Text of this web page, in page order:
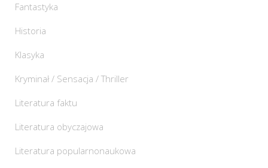
Fantastyka
Historia
Klasyka
Kryminał / Sensacja / Thriller
Literatura faktu
Literatura obyczajowa
Literatura popularnonaukowa